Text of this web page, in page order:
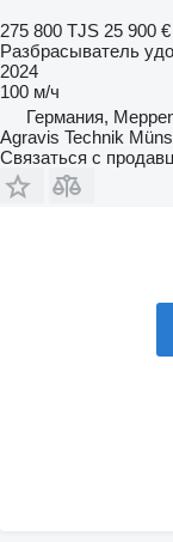
275 800 TJS 25 900 €
Разбрасыватель
2024
100 м/ч
Германия,
Agravis Technik
Связаться с